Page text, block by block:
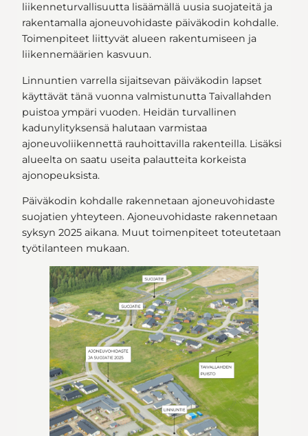
liikenneturvallisuutta lisäämällä uusia suojateitä ja
rakentamalla ajoneuvohidaste päiväkodin kohdalle.
Toimenpiteet liittyvät alueen rakentumiseen ja
liikennemäärien kasvuun.
Linnuntien varrella sijaitsevan päiväkodin lapset
käyttävät tänä vuonna valmistunutta Taivallahden
puistoa ympäri vuoden. Heidän turvallinen
kadunylityksensä halutaan varmistaa
ajoneuvoliikennettä rauhoittavilla rakenteilla. Lisäksi
alueelta on saatu useita palautteita korkeista
ajonopeuksista.
Päiväkodin kohdalle rakennetaan ajoneuvohidaste
suojatien yhteyteen. Ajoneuvohidaste rakennetaan
syksyn 2025 aikana. Muut toimenpiteet toteutetaan
työtilanteen mukaan.